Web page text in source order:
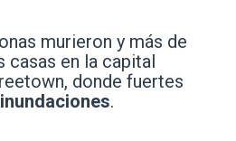
murieron y más de
casas en la capital
donde fuertes
inundaciones.